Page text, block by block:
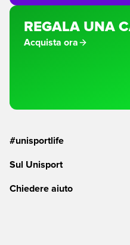
REGALA UNA
Acquista ora
#unisportlife
Sul Unisport
Chiedere aiuto